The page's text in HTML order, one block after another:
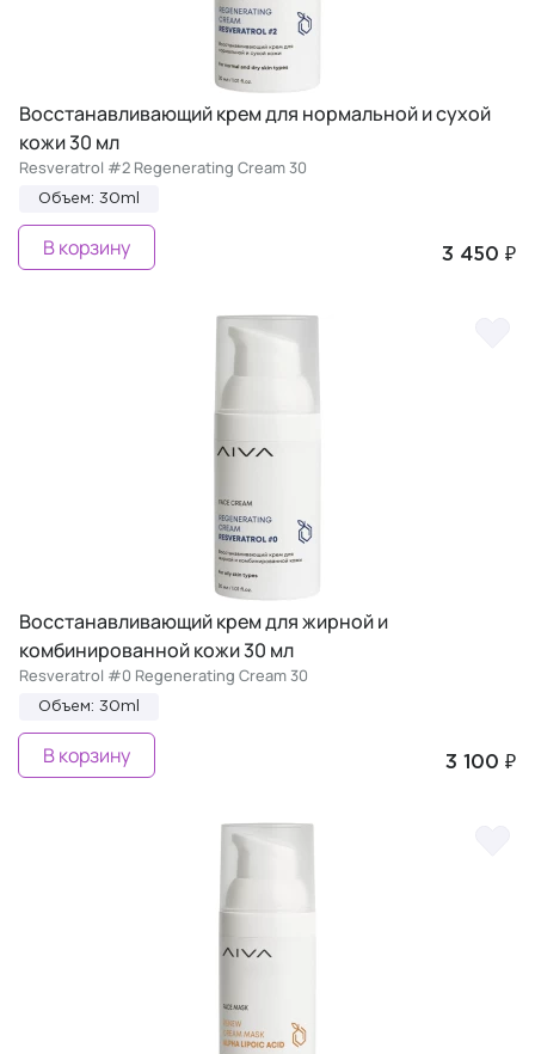
Восстанавливающий крем для нормальной и сухой
кожи 30 мл
Resveratrol #2 Regenerating Cream 30
Объем: 30ml
3 450 ₽
В корзину
Восстанавливающий крем для жирной и
комбинированной кожи 30 мл
Resveratrol #0 Regenerating Cream 30
Объем: 30ml
3 100 ₽
В корзину